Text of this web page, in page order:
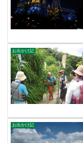
お出かけ記
お出かけ記